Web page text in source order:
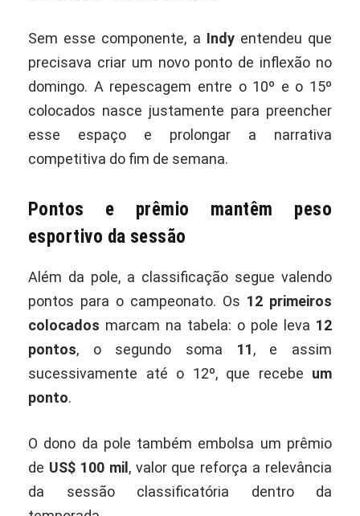
Sem esse componente, a Indyentendeu que
precisava criar um novo ponto de inflexão no
domingo. A repescagem entre o 10º e o 15º
colocados nasce justamente para preencher
esse espaço e prolongar a narrativa
competitiva do fim de semana.
Pontos e prêmio mantêm peso
esportivo da sessão
Além da pole, a classificação segue valendo
pontos para o campeonato. Os 12 primeiros
colocados marcam na tabela: o pole leva 12
pontos, o segundo soma 11, e assim
sucessivamente até o 12º, que recebe um
ponto.
O dono da pole também embolsa um prêmio
de US$ 100 mil , valor que reforça a relevância
da sessão classificatória dentro da